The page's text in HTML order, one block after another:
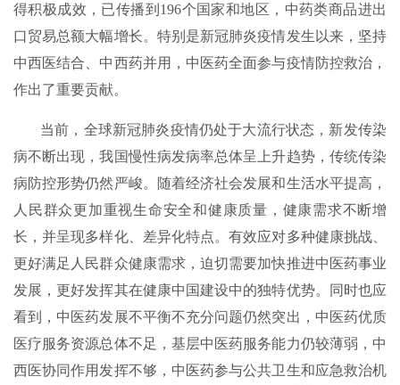
得积极成效，已传播到196个国家和地区，中药类商品进出
口贸易总额大幅增长。特别是新冠肺炎疫情发生以来，坚持
中西医结合、中西药并用，中医药全面参与疫情防控救治，
作出了重要贡献。
当前，全球新冠肺炎疫情仍处于大流行状态，新发传染
病不断出现，我国慢性病发病率总体呈上升趋势，传统传染
病防控形势仍然严峻。随着经济社会发展和生活水平提高，
人民群众更加重视生命安全和健康质量，健康需求不断增
长，并呈现多样化、差异化特点。有效应对多种健康挑战、
更好满足人民群众健康需求，迫切需要加快推进中医药事业
发展，更好发挥其在健康中国建设中的独特优势。同时也应
看到，中医药发展不平衡不充分问题仍然突出，中医药优质
医疗服务资源总体不足，基层中医药服务能力仍较薄弱，中
西医协同作用发挥不够，中医药参与公共卫生和应急救治机